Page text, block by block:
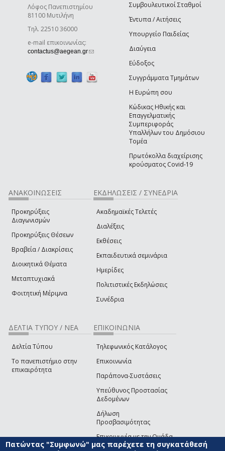
Λόφος Πανεπιστημίου
81100 Μυτιλήνη
Τηλ. 22510 36000
e-mail επικοινωνίας:
contactus@aegean.gr(link sends e-mail)
Συμβουλευτικοί Σταθμοί
Έντυπα / Αιτήσεις
Υπουργείο Παιδείας
Διαύγεια
Εύδοξος
Συγγράμματα Τμημάτων
Η Ευρώπη σου
Κώδικας Ηθικής και
Επαγγελματικής
Συμπεριφοράς
Υπαλλήλων του Δημόσιου
Τομέα
Πρωτόκολλα διαχείρισης
κρούσματος Covid-19
ΑΝΑΚΟΙΝΩΣΕΙΣ
Προκηρύξεις
Διαγωνισμών
Προκηρύξεις Θέσεων
Βραβεία / Διακρίσεις
Διοικητικά Θέματα
Μεταπτυχιακά
Φοιτητική Μέριμνα
ΕΚΔΗΛΩΣΕΙΣ / ΣΥΝΕΔΡΙΑ
Ακαδημαϊκές Τελετές
Διαλέξεις
Εκθέσεις
Εκπαιδευτικά σεμινάρια
Ημερίδες
Πολιτιστικές Εκδηλώσεις
Συνέδρια
ΔΕΛΤΙΑ ΤΥΠΟΥ / ΝΕΑ
Δελτία Τύπου
Το πανεπιστήμιο στην
επικαιρότητα
ΕΠΙΚΟΙΝΩΝΙΑ
Τηλεφωνικός Κατάλογος
Επικοινωνία
Παράπονα-Συστάσεις
Υπεύθυνος Προστασίας
Δεδομένων
Δήλωση
Προσβασιμότητας
Επικοινωνία με την Ομάδα
Ανάπτυξης του site(link sends e-mail)
Πατώντας "Συμφωνώ" μας παρέχετε τη συγκατάθεσή